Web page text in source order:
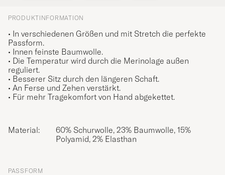
PRODUKTINFORMATION
• In verschiedenen Größen und mit Stretch die perfekte
Passform.
• Innen feinste Baumwolle.
• Die Temperatur wird durch die Merinolage außen
reguliert.
• Besserer Sitz durch den längeren Schaft.
• An Ferse und Zehen verstärkt.
• Für mehr Tragekomfort von Hand abgekettet.
Material:
60% Schurwolle, 23% Baumwolle, 15%
Polyamid, 2% Elasthan
PASSFORM